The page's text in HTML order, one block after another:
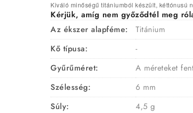
Kiváló minőségű titániumból készült,
Kérjük, amíg nem győződtél meg
Az ékszer alapféme:
Titánium
Kő típusa:
-
Gyűrűméret:
A méreteket
Szélesség:
6 mm
Súly:
4,5 g